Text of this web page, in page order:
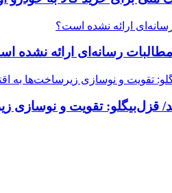
مطالبات رسانه‌ای ارائه نشده
تقویت و نوسازی